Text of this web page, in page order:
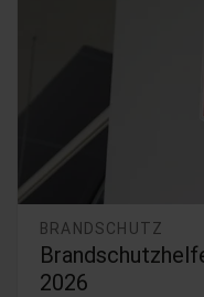
BRANDSCHUTZ
2026